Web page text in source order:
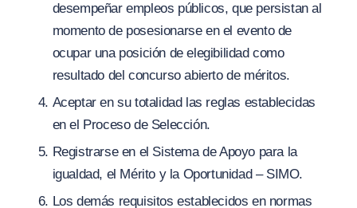
desempeñar empleos públicos, que persistan al
momento de posesionarse en el evento de
ocupar una posición de elegibilidad como
resultado del concurso abierto de méritos.
Aceptar en su totalidad las reglas establecidas
en el Proceso de Selección.
Registrarse en el Sistema de Apoyo para la
igualdad, el Mérito y la Oportunidad – SIMO.
Los demás requisitos establecidos en normas